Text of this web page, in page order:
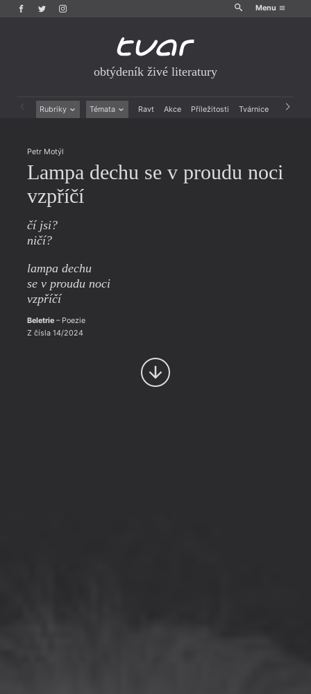
Menu
obtýdeník živé literatury
Rubriky Témata Ravt Akce Příležitosti Tvárnice Archiv
Esejistika
Recenze a reflexe
Reportáže
Rozhovory
Mauzoleum
Divadlo
Historie kolonialismu
Dokument
Petr Motýl
Lampa dechu se v proudu noci
vzpříčí
čí jsi?
ničí?
lampa dechu
se v proudu noci
vzpříčí
Beletrie– Poezie
Z čísla 14/2024